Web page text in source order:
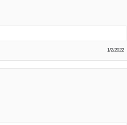
1/2/2022